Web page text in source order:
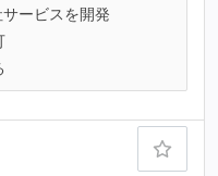
サービスを開発